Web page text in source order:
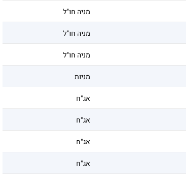
מניה חו"ל
מניה חו"ל
מניה חו"ל
מניות
אג"ח
אג"ח
אג"ח
אג"ח